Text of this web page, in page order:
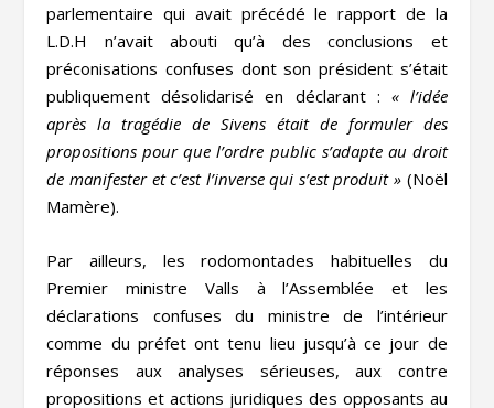
parlementaire qui avait précédé le rapport de la
L.D.H n’avait abouti qu’à des conclusions et
préconisations confuses dont son président s’était
publiquement désolidarisé en déclarant : « l’idée
après la tragédie de Sivens était de formuler des
propositions pour que l’ordre public s’adapte au droit
de manifester et c’est l’inverse qui s’est produit » (Noël
Mamère).
Par ailleurs, les rodomontades habituelles du
Premier ministre Valls à l’Assemblée et les
déclarations confuses du ministre de l’intérieur
comme du préfet ont tenu lieu jusqu’à ce jour de
réponses aux analyses sérieuses, aux contre
propositions et actions juridiques des opposants au